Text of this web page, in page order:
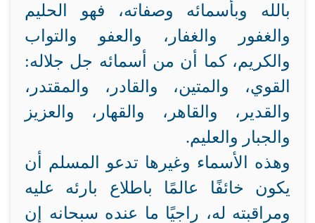
بالله وبأسمائه وصفاته، فهو الحليم
والغفور والغفار، والعفو والتواب
والكريم، كما أن من أسمائه جل جلاله:
القوي، والمتين، والقادر، والمقتدر،
والقدير، والقاهر، والقهار، والعزيز
والجبار والعليم.
وهذه الأسماء وغيرها تدعو المسلم أن
يكون خائفًا عالمًا باطلاع بارئه عليه
ومراقبته له، راجيًا ما عنده سبحانه إن